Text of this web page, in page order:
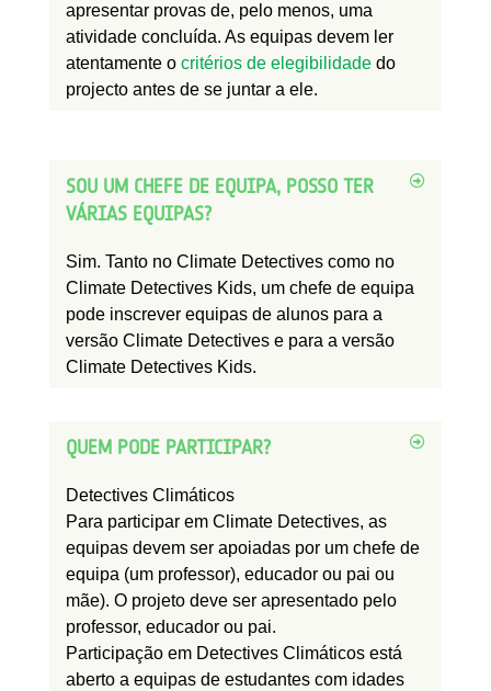
apresentar provas de, pelo menos, uma
atividade concluída. As equipas devem ler
atentamente o critérios de elegibilidade do
projecto antes de se juntar a ele.
SOU UM CHEFE DE EQUIPA, POSSO TER
VÁRIAS EQUIPAS?
Sim. Tanto no Climate Detectives como no
Climate Detectives Kids, um chefe de equipa
pode inscrever equipas de alunos para a
versão Climate Detectives e para a versão
Climate Detectives Kids.
QUEM PODE PARTICIPAR?
Detectives Climáticos
Para participar em Climate Detectives, as
equipas devem ser apoiadas por um chefe de
equipa (um professor), educador ou pai ou
mãe). O projeto deve ser apresentado pelo
professor, educador ou pai.
Participação em Detectives Climáticos está
aberto a equipas de estudantes com idades